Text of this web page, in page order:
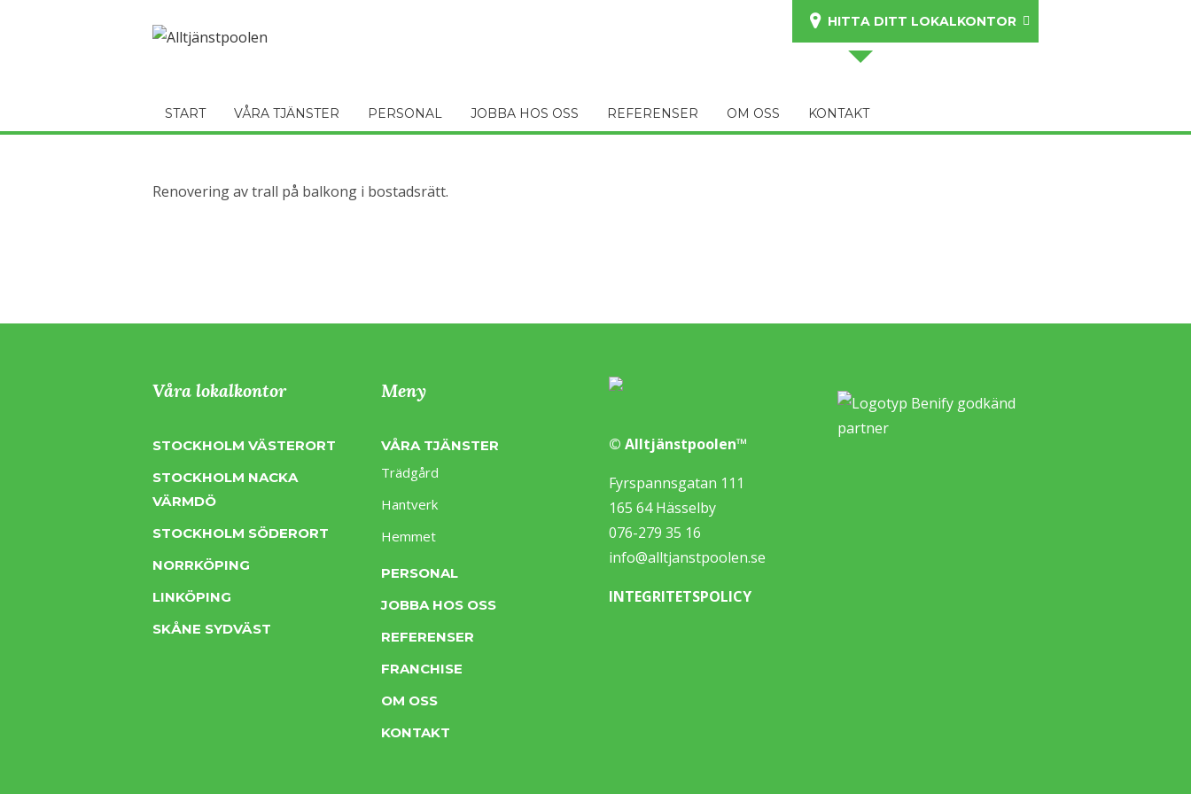
HITTA DITT LOKALKONTOR
START VÅRA TJÄNSTER PERSONAL JOBBA HOS OSS REFERENSER OM OSS KONTAKT
Renovering av trall på balkong i bostadsrätt.
Våra lokalkontor
STOCKHOLM VÄSTERORT
STOCKHOLM NACKA
VÄRMDÖ
STOCKHOLM SÖDERORT
NORRKÖPING
LINKÖPING
SKÅNE SYDVÄST
Meny
VÅRA TJÄNSTER
Trädgård
Hantverk
Hemmet
PERSONAL
JOBBA HOS OSS
REFERENSER
FRANCHISE
OM OSS
KONTAKT
© Alltjänstpoolen™
Fyrspannsgatan 111
165 64 Hässelby
076-279 35 16
info@alltjanstpoolen.se
INTEGRITETSPOLICY